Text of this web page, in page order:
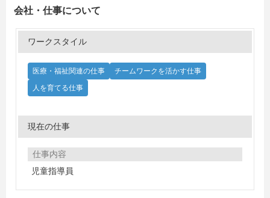
会社・仕事について
ワークスタイル
医療・福祉関連の仕事
チームワークを活かす仕事
人を育てる仕事
現在の仕事
仕事内容
児童指導員